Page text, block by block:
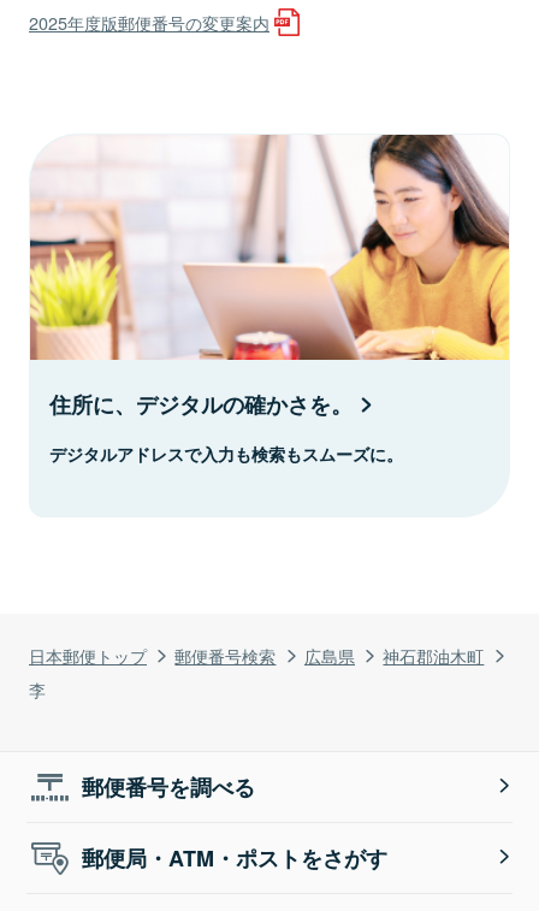
日本郵便トップ 郵便番号検索 広島県
神石郡油木町
李
2025年度版郵便番号の変更案内
住所に、デジタルの確かさを。
デジタルアドレスで入力も検索もスムーズに。
郵便番号を調べる
郵便局・ATM・ポストをさがす